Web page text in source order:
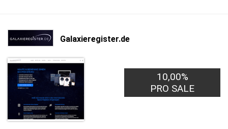
Galaxieregister.de
10,00%
PRO SALE